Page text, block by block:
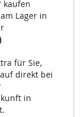
kaufen
Lager in
für Sie,
direkt bei
in